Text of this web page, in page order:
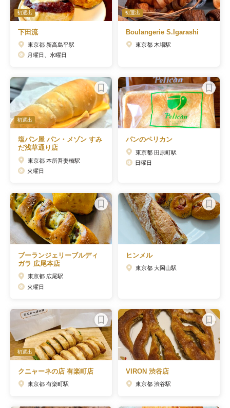
初選出
下田流
東京都 新高島平駅
月曜日、水曜日
初選出
Boulangerie S.Igarashi
東京都 木場駅
初選出
塩パン屋 パン・メゾン すみ
だ浅草通り店
東京都 本所吾妻橋駅
火曜日
パンのペリカン
東京都 田原町駅
日曜日
ブーランジェリーブルディ
ガラ 広尾本店
東京都 広尾駅
火曜日
ヒンメル
東京都 大岡山駅
初選出
クニャーネの店 有楽町店
東京都 有楽町駅
VIRON 渋谷店
東京都 渋谷駅